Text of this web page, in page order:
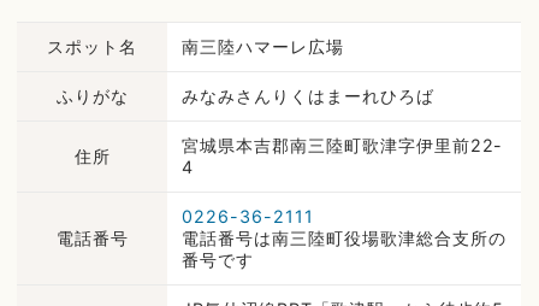
スポット名 南三陸ハマーレ広場
ふりがな みなみさんりくはまーれひろば
住所
宮城県本吉郡南三陸町歌津字伊里前22-
4
電話番号
0226-36-2111
電話番号は南三陸町役場歌津総合支所の
番号です